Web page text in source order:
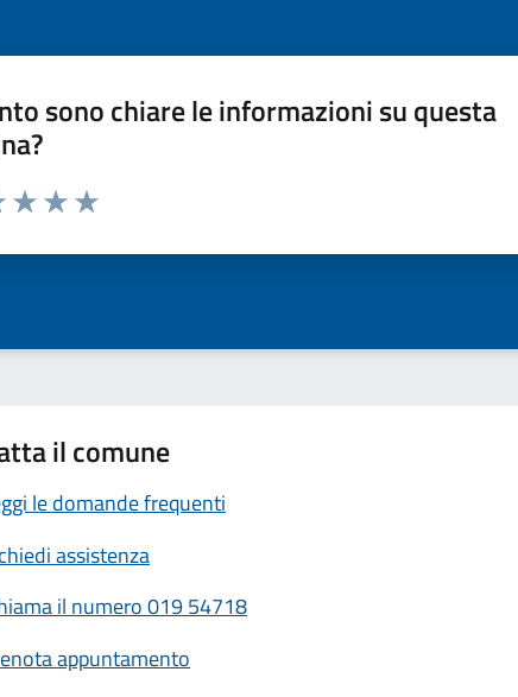
sono chiare le informazioni su questa
1 a 5 stelle la pagina
il comune
le domande frequenti
assistenza
il numero 019 54718
appuntamento